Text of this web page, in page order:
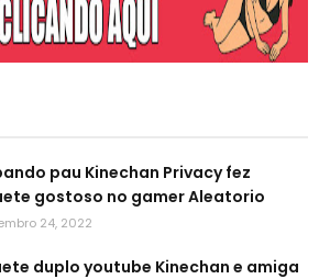
pau Kinechan Privacy fez
gostoso no gamer Aleatorio
24, 2022
duplo youtube Kinechan e amiga